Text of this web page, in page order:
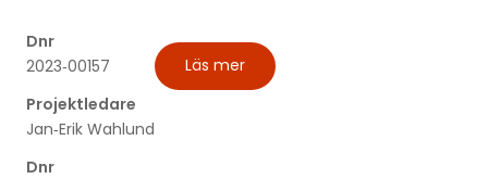
Dnr
2023‐00157
Projektledare
Jan‐Erik Wahlund
Dnr
Läs mer